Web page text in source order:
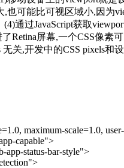
可能比可视区域小,因为
通过JavaScript获取
Retina屏幕,一个CSS像
无关,开发中的CSS pixels
maximum-scale=1.0,
capable">
app-status-bar-style">